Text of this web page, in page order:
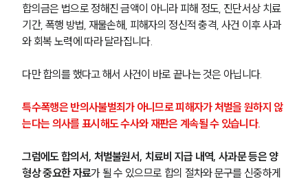
합의금은 법으로 정해진 금액이 아니라 피해 정도, 진단서상 치료
기간, 폭행 방법, 재물손해, 피해자의 정신적 충격, 사건 이후 사과
와 회복 노력에 따라 달라집니다.
다만 합의를 했다고 해서 사건이 바로 끝나는 것은 아닙니다.
특수폭행은 반의사불벌죄가 아니므로 피해자가 처벌을 원하지 않
는다는 의사를 표시해도 수사와 재판은 계속될 수 있습니다.
그럼에도 합의서, 처벌불원서, 치료비 지급 내역, 사과문 등은 양
형상 중요한 자료가 될 수 있으므로 합의 절차와 문구를 신중하게